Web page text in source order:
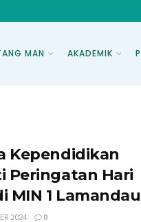
MAN AKADEMIK
Kependidikan
Peringatan Hari
MIN 1 Lamandau
2024 0